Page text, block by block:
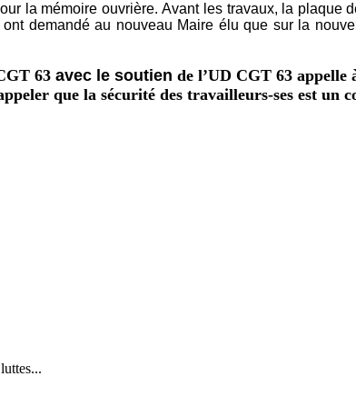
la mémoire ouvrière.Avant les travaux, la plaque
demandé au nouveau Maire élu que sur la
63 avec le soutien de l’UD CGT 63 appelle
que la sécurité des travailleurs-ses est un